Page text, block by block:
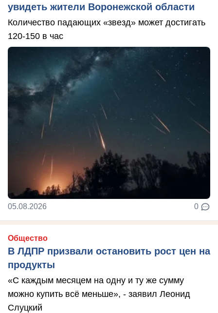
увидеть жители Воронежской области
Количество падающих «звезд» может достигать
120-150 в час
05.08.2026 0
Общество
В ЛДПР призвали остановить рост цен на
продукты
«С каждым месяцем на одну и ту же сумму
можно купить всё меньше», - заявил Леонид
Слуцкий